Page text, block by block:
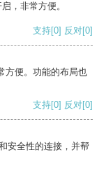
，非常方便。
支持[0] 反对[0]
方便。功能的布局也
支持[0] 反对[0]
安全性的连接，并帮